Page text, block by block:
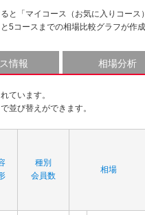
「マイコース（お気に入りコース
コースまでの相場比較グラフが作成
情報 相場分析
ています。
並び替えができます。
種別
会員数
相場